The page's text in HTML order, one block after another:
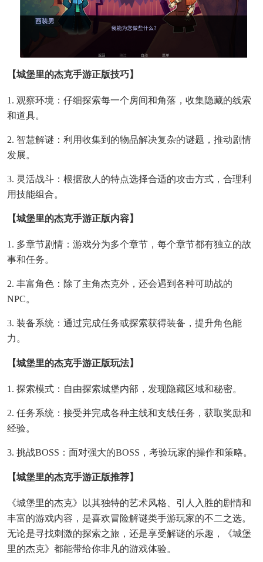
【城堡里的杰克手游正版技巧】
1. 观察环境：仔细探索每一个房间和角落，收集隐藏的线索
和道具。
2. 智慧解谜：利用收集到的物品解决复杂的谜题，推动剧情
发展。
3. 灵活战斗：根据敌人的特点选择合适的攻击方式，合理利
用技能组合。
【城堡里的杰克手游正版内容】
1. 多章节剧情：游戏分为多个章节，每个章节都有独立的故
事和任务。
2. 丰富角色：除了主角杰克外，还会遇到各种可助战的
NPC。
3. 装备系统：通过完成任务或探索获得装备，提升角色能
力。
【城堡里的杰克手游正版玩法】
1. 探索模式：自由探索城堡内部，发现隐藏区域和秘密。
2. 任务系统：接受并完成各种主线和支线任务，获取奖励和
经验。
3. 挑战BOSS：面对强大的BOSS，考验玩家的操作和策略。
【城堡里的杰克手游正版推荐】
《城堡里的杰克》以其独特的艺术风格、引人入胜的剧情和
丰富的游戏内容，是喜欢冒险解谜类手游玩家的不二之选。
无论是寻找刺激的探索之旅，还是享受解谜的乐趣，《城堡
里的杰克》都能带给你非凡的游戏体验。